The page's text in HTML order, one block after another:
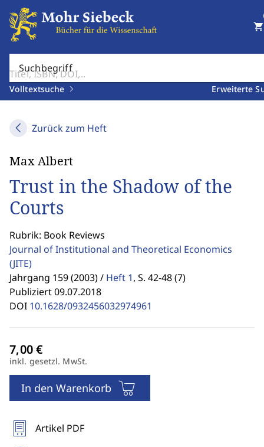
Suchbegriff
Volltextsuche Erweiterte
shopping_cart
Zurück zum Heft
Max Albert
Trust in the Shadow of the
Courts
Rubrik: Book Reviews
Journal of Institutional and Theoretical Economics
(JITE)
Jahrgang 159 (2003) / Heft 1, S. 42-48 (7)
Publiziert 09.07.2018
DOI 10.1628/0932456032974961
inkl. gesetzl. MwSt.
In den Warenkorb
Artikel PDF